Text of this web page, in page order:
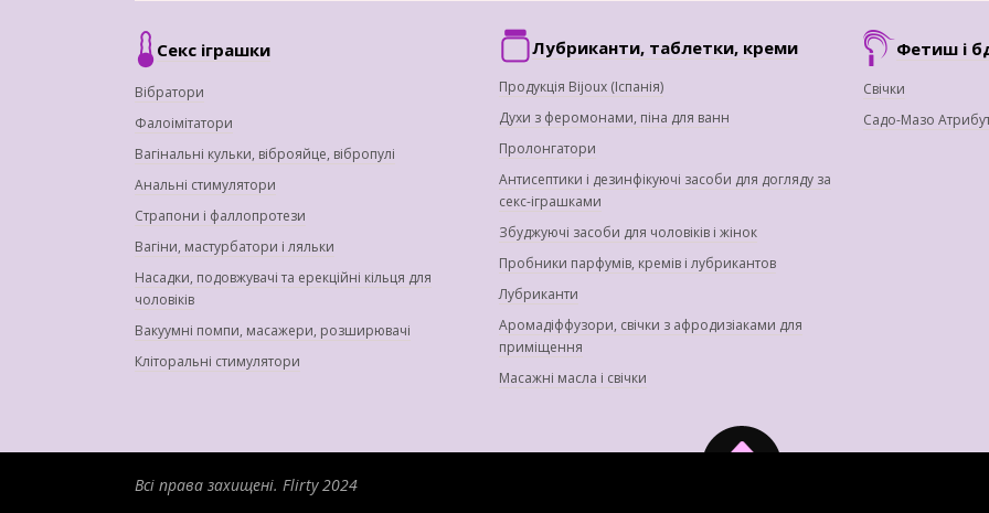
Секс іграшки
Вібратори
Фалоімітатори
Вагінальні кульки, віброяйце, вібропулі
Анальні стимулятори
Страпони і фаллопротези
Вагіни, мастурбатори і ляльки
Насадки, подовжувачі та ерекційні кільця для
чоловіків
Вакуумні помпи, масажери, розширювачі
Кліторальні стимулятори
Лубриканти, таблетки, креми
Продукція Bijoux (Іспанія)
Духи з феромонами, піна для ванн
Пролонгатори
Антисептики і дезинфікуючі засоби для догляду за
секс-іграшками
Збуджуючі засоби для чоловіків і жінок
Пробники парфумів, кремів і лубрикантов
Лубриканти
Аромадіффузори, свічки з афродизіаками для
приміщення
Масажні масла і свічки
Фетиш і
Свічки
Садо-Мазо
Всі права захищені. Flirty 2024